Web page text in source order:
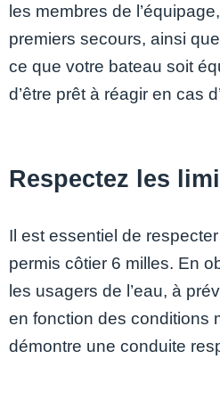
les membres de
premiers secours, ainsi
ce que votre bateau soit
d’être prêt à réagir en cas
Respectez les
Il est essentiel de
permis côtier 6 milles. En
les usagers de l’eau, à
en fonction des conditions
démontre une conduite